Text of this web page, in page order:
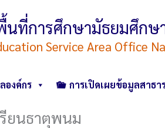
นที่การศึกษามัธยมศึก
Service Area Office
องค์กร การเปิดเผยข้อมูลสาธา
ยนธาตุพนม